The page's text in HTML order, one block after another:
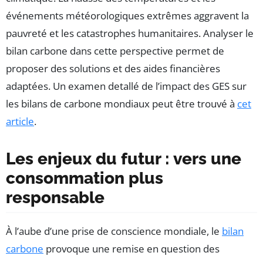
événements météorologiques extrêmes aggravent la
pauvreté et les catastrophes humanitaires. Analyser le
bilan carbone dans cette perspective permet de
proposer des solutions et des aides financières
adaptées. Un examen detallé de l’impact des GES sur
les bilans de carbone mondiaux peut être trouvé à cet
article.
Les enjeux du futur : vers une
consommation plus
responsable
À l’aube d’une prise de conscience mondiale, le bilan
carbone provoque une remise en question des